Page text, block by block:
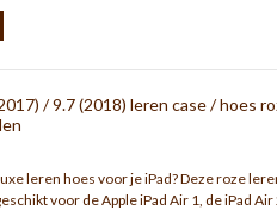
/ 9.7 (2018) leren case / hoes
leren hoes voor je iPad? Deze roze
voor de Apple iPad Air 1, de iPad Air